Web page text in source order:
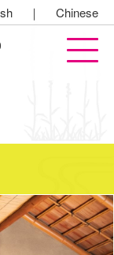
｜ Chinese